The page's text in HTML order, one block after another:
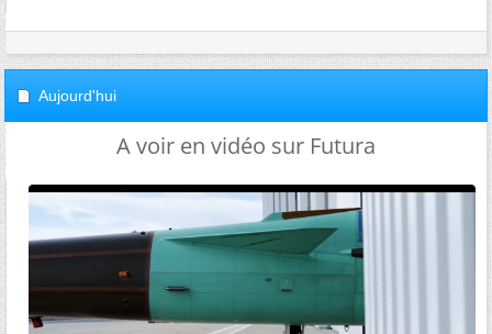
Aujourd'hui
A voir en vidéo sur Futura